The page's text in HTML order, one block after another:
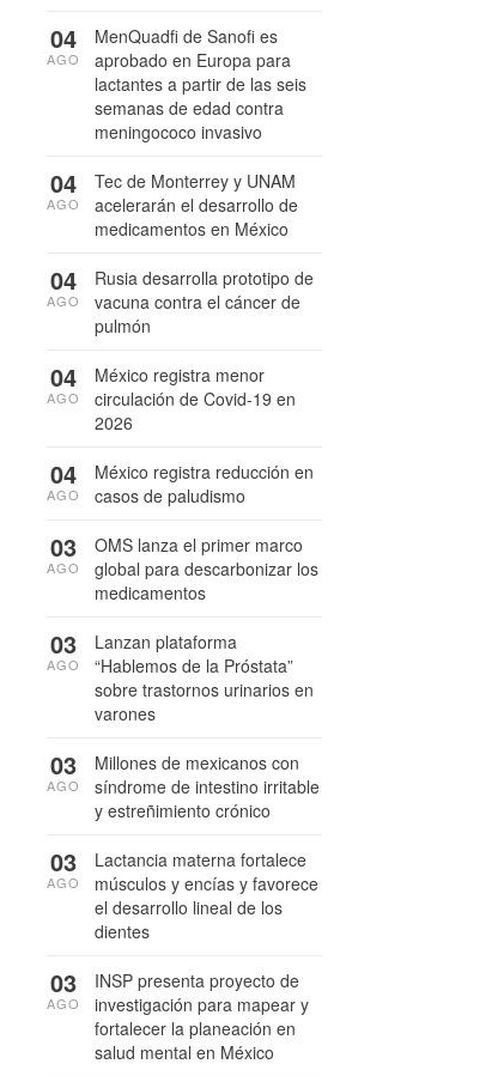
MenQuadfi de Sanofi es
aprobado en Europa para
lactantes a partir de las seis
semanas de edad contra
meningococo invasivo
04
AGO
Tec de Monterrey y UNAM
acelerarán el desarrollo de
medicamentos en México
04
AGO
Rusia desarrolla prototipo de
vacuna contra el cáncer de
pulmón
04
AGO
México registra menor
circulación de Covid-19 en
2026
04
AGO
México registra reducción en
casos de paludismo
04
AGO
OMS lanza el primer marco
global para descarbonizar los
medicamentos
03
AGO
Lanzan plataforma
“Hablemos de la Próstata”
sobre trastornos urinarios en
varones
03
AGO
Millones de mexicanos con
síndrome de intestino irritable
y estreñimiento crónico
03
AGO
Lactancia materna fortalece
músculos y encías y favorece
el desarrollo lineal de los
dientes
03
AGO
INSP presenta proyecto de
investigación para mapear y
fortalecer la planeación en
salud mental en México
03
AGO